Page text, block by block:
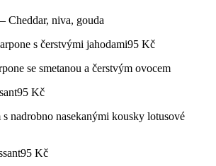
Cheddar, niva, gouda
s čerstvými jahodami95 Kč
se smetanou a čerstvým ovocem
95 Kč
nadrobno nasekanými kousky lotusové
95 Kč